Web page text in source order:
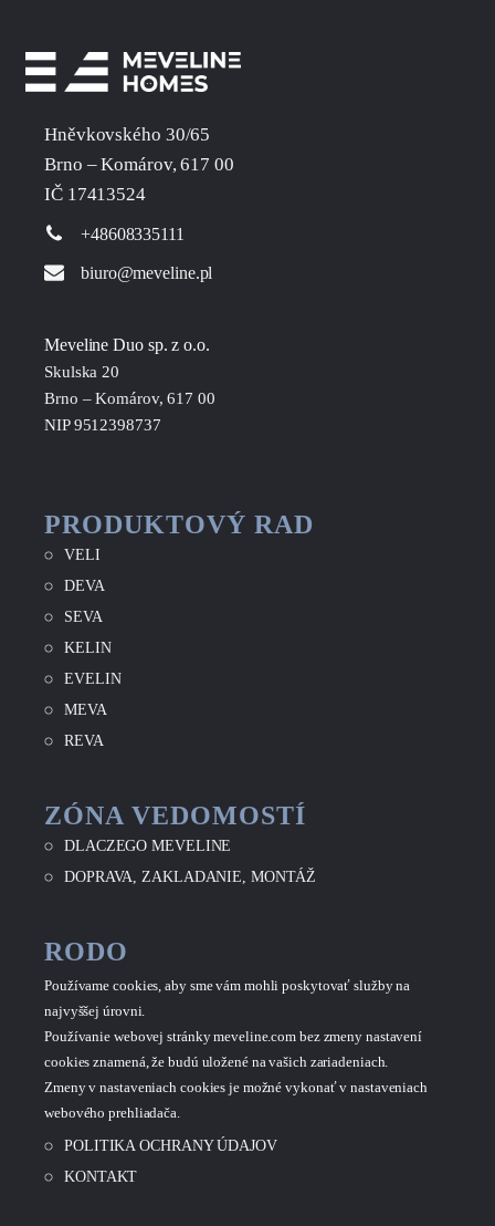
Hněvkovského 30/65
Brno – Komárov, 617 00
IČ 17413524
+48608335111
biuro@meveline.pl
Meveline Duo sp. z o.o.
Skulska 20
Brno – Komárov, 617 00
NIP 9512398737
PRODUKTOVÝ RAD
VELI
DEVA
SEVA
KELIN
EVELIN
MEVA
REVA
ZÓNA VEDOMOSTÍ
DLACZEGO MEVELINE
DOPRAVA, ZAKLADANIE, MONTÁŽ
RODO
Používame cookies, aby sme vám mohli poskytovať služby na
najvyššej úrovni.
Používanie webovej stránky meveline.com bez zmeny nastavení
cookies znamená, že budú uložené na vašich zariadeniach.
Zmeny v nastaveniach cookies je možné vykonať v nastaveniach
webového prehliadača.
POLITIKA OCHRANY ÚDAJOV
KONTAKT